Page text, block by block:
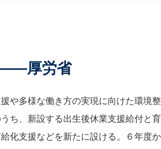
――厚労省
や多様な働き方の実現に向けた環境
ち、新設する出生後休業支援給付と
化支援などを新たに設ける。６年度